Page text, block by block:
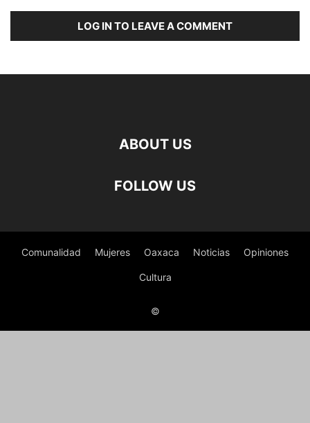
LOG IN TO LEAVE A COMMENT
ABOUT US
FOLLOW US
Comunalidad Mujeres Oaxaca Noticias Opiniones
Cultura
©